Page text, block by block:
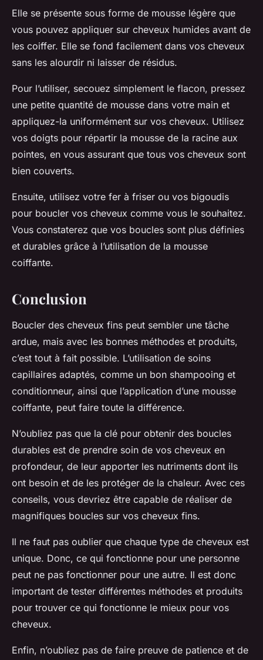
Elle se présente sous forme de mousse légère que
vous pouvez appliquer sur cheveux humides avant de
les coiffer. Elle se fond facilement dans vos cheveux
sans les alourdir ni laisser de résidus.
Pour l’utiliser, secouez simplement le flacon, pressez
une petite quantité de mousse dans votre main et
appliquez-la uniformément sur vos cheveux. Utilisez
vos doigts pour répartir la mousse de la racine aux
pointes, en vous assurant que tous vos cheveux sont
bien couverts.
Ensuite, utilisez votre fer à friser ou vos bigoudis
pour boucler vos cheveux comme vous le souhaitez.
Vous constaterez que vos boucles sont plus définies
et durables grâce à l’utilisation de la mousse
coiffante.
Conclusion
Boucler des cheveux fins peut sembler une tâche
ardue, mais avec les bonnes méthodes et produits,
c’est tout à fait possible. L’utilisation de soins
capillaires adaptés, comme un bon shampooing et
conditionneur, ainsi que l’application d’une mousse
coiffante, peut faire toute la différence.
N’oubliez pas que la clé pour obtenir des boucles
durables est de prendre soin de vos cheveux en
profondeur, de leur apporter les nutriments dont ils
ont besoin et de les protéger de la chaleur. Avec ces
conseils, vous devriez être capable de réaliser de
magnifiques boucles sur vos cheveux fins.
Il ne faut pas oublier que chaque type de cheveux est
unique. Donc, ce qui fonctionne pour une personne
peut ne pas fonctionner pour une autre. Il est donc
important de tester différentes méthodes et produits
pour trouver ce qui fonctionne le mieux pour vos
cheveux.
Enfin, n’oubliez pas de faire preuve de patience et de